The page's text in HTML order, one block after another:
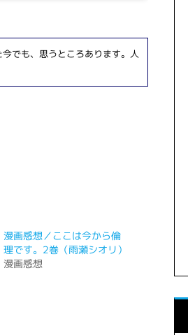
でも、思うところあります。人
漫画感想／ここは今から倫
理です。2巻（雨瀬シオリ）
漫画感想